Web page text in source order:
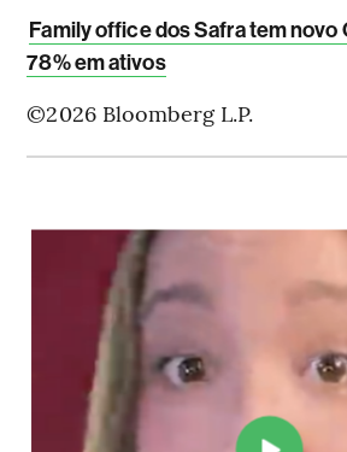
Family office dos Safra tem novo
78% em ativos
©2026 Bloomberg L.P.